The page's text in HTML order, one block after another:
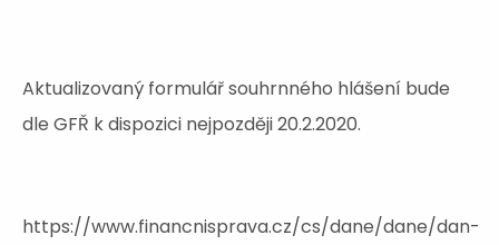
Aktualizovaný formulář souhrnného hlášení bude
dle GFŘ k dispozici nejpozději 20.2.2020.
https://www.financnisprava.cz/cs/dane/dane/dan-